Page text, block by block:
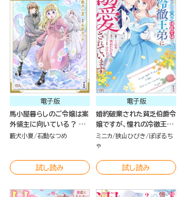
電子版
馬小屋暮らしのご令嬢は案
外領主に向いている？ コ
ミック版 （6）
藪犬小夏 石動なつめ
試し読み
電子版
婚約破棄された貧乏伯爵令
嬢ですが、憧れの冷徹王弟
に溺愛されています コミッ
ク版 （2）
ミニカ 狭山ひびき
ぽぽるち
ゃ
試し読み